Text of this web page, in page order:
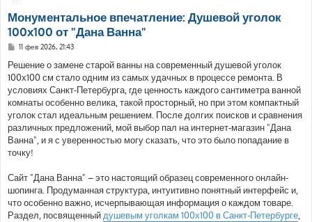
Монументальное впечатление: Душевой уголок
100х100 от "Дана Ванна"
С
о
б
щ
е
н
и
е
11 фев 2026, 21:43
Решение о замене старой ванны на современный душевой уголок
100х100 см стало одним из самых удачных в процессе ремонта. В
условиях Санкт-Петербурга, где ценность каждого сантиметра ванной
комнаты особенно велика, такой просторный, но при этом компактный
уголок стал идеальным решением. После долгих поисков и сравнения
различных предложений, мой выбор пал на интернет-магазин "Дана
Ванна", и я с уверенностью могу сказать, что это было попадание в
точку!
Сайт "Дана Ванна" – это настоящий образец современного онлайн-
шопинга. Продуманная структура, интуитивно понятный интерфейс и,
что особенно важно, исчерпывающая информация о каждом товаре.
Раздел, посвященный душевым уголкам 100х100 в Санкт-Петербурге